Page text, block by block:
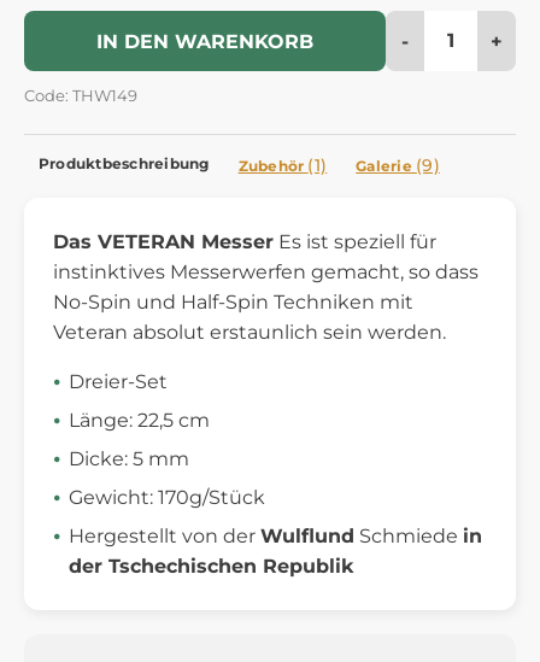
IN DEN WARENKORB - +
Code: THW149
Produktbeschreibung Zubehör (1) Galerie (9)
Das VETERAN Messer Es ist speziell für
instinktives Messerwerfen gemacht, so dass
No-Spin und Half-Spin Techniken mit
Veteran absolut erstaunlich sein werden.
Dreier-Set
Länge: 22,5 cm
Dicke: 5 mm
Gewicht: 170g/Stück
Hergestellt von der Wulflund Schmiede in
der Tschechischen Republik